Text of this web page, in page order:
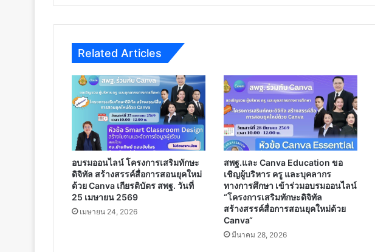
95
54
Related Articles
อบรมออนไลน์ โครงการเสริมทักษะ
ดิจิทัล สร้างสรรค์สื่อการสอนยุคใหม่
ด้วย Canva เกียรติบัตร สพฐ. วันที่
25 เมษายน 2569
เมษายน 24, 2026
สพฐ.และ Canva Education ขอ
เชิญผู้บริหาร ครู และบุคลากร
ทางการศึกษา เข้าร่วมอบรมออนไลน์
“โครงการเสริมทักษะดิจิทัล
สร้างสรรค์สื่อการสอนยุคใหม่ด้วย
Canva“
มีนาคม 28, 2026